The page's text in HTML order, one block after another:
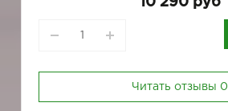
Читать отзывы 0